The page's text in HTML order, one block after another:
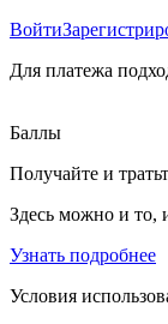
Войти
Для платежа
Баллы
Получайте и
Здесь можно и то,
Узнать подробнее
Условия